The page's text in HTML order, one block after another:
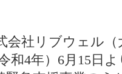
会社リブウェル
和4年）6月15日